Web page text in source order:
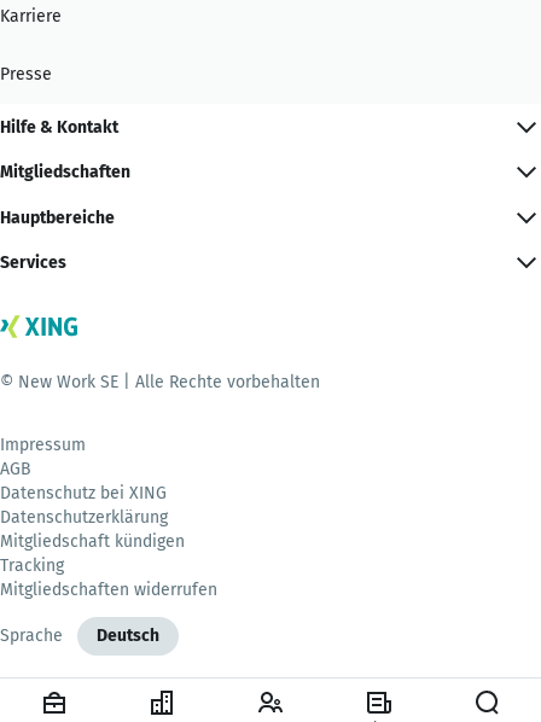
Karriere
Presse
Hilfe & Kontakt
Mitgliedschaften
Hauptbereiche
Services
© New Work SE | Alle Rechte vorbehalten
Impressum
AGB
Datenschutz bei XING
Datenschutzerklärung
Mitgliedschaft kündigen
Tracking
Mitgliedschaften widerrufen
Sprache Deutsch